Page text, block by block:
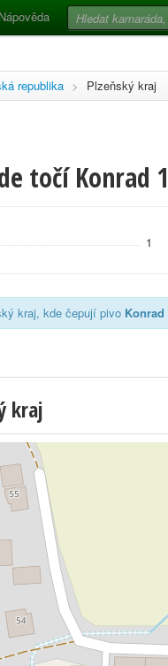
Nápověda
republika > Plzeňský kraj
točí Konrad
1
kraj, kde čepují pivo Konrad
kraj